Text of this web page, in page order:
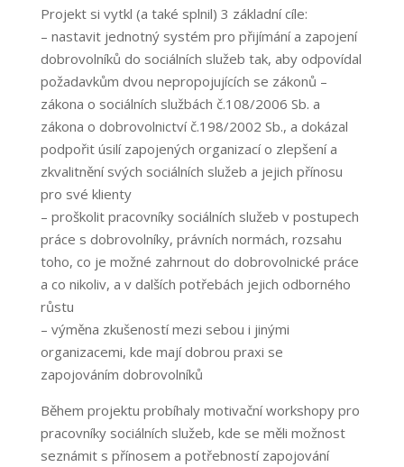
Projekt si vytkl (a také splnil) 3 základní cíle:
– nastavit jednotný systém pro přijímání a zapojení
dobrovolníků do sociálních služeb tak, aby odpovídal
požadavkům dvou nepropojujících se zákonů –
zákona o sociálních službách č.108/2006 Sb. a
zákona o dobrovolnictví č.198/2002 Sb., a dokázal
podpořit úsilí zapojených organizací o zlepšení a
zkvalitnění svých sociálních služeb a jejich přínosu
pro své klienty
– proškolit pracovníky sociálních služeb v postupech
práce s dobrovolníky, právních normách, rozsahu
toho, co je možné zahrnout do dobrovolnické práce
a co nikoliv, a v dalších potřebách jejich odborného
růstu
– výměna zkušeností mezi sebou i jinými
organizacemi, kde mají dobrou praxi se
zapojováním dobrovolníků
Během projektu probíhaly motivační workshopy pro
pracovníky sociálních služeb, kde se měli možnost
seznámit s přínosem a potřebností zapojování